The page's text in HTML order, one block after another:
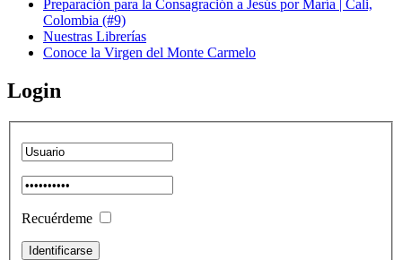
Preparación para la Consagración a Jesús por María | Cali,
Colombia (#9)
Nuestras Librerías
Conoce la Virgen del Monte Carmelo
Login
Recuérdeme